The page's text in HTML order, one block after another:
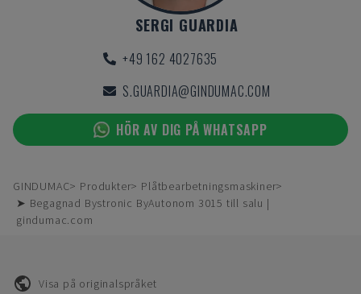
SERGI GUARDIA
+49 162 4027635
S.GUARDIA@GINDUMAC.COM
HÖR AV DIG PÅ WHATSAPP
GINDUMAC Produkter
Plåtbearbetningsmaskiner
➤ Begagnad Bystronic ByAutonom 3015 till salu |
gindumac.com
Visa på originalspråket